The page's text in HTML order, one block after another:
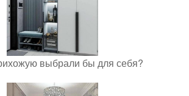
выбрали бы для себя?